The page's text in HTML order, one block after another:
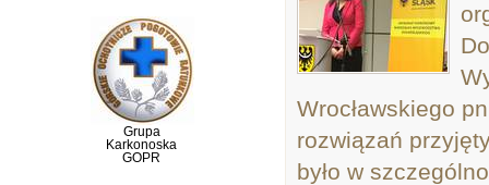
Grupa
Karkonoska
GOPR
Wrocławskiego
rozwiązań
było w